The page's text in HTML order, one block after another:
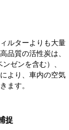
ルターよりも大量
品質の活性炭は、
ゼンを含む）、
より、車内の空気
ます。
捉